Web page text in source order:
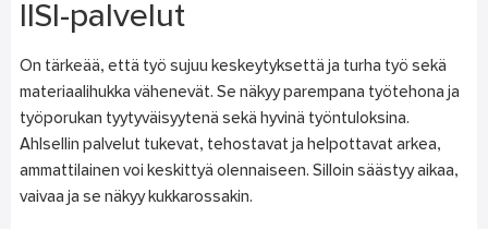
IISI-palvelut
On tärkeää, että työ sujuu keskeytyksettä ja turha työ sekä
materiaalihukka vähenevät. Se näkyy parempana työtehona ja
työporukan tyytyväisyytenä sekä hyvinä työntuloksina.
Ahlsellin palvelut tukevat, tehostavat ja helpottavat arkea,
ammattilainen voi keskittyä olennaiseen. Silloin säästyy aikaa,
vaivaa ja se näkyy kukkarossakin.